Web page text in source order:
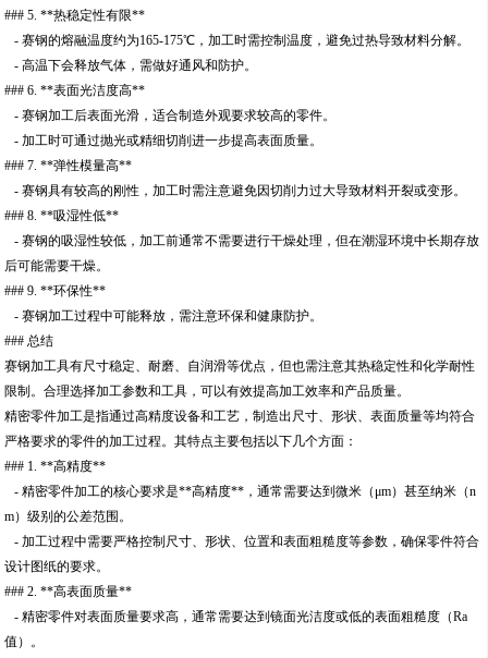
### 5. **热稳定性有限**
- 赛钢的熔融温度约为165-175℃，加工时需控制温度，避免过热导致材料分解。
- 高温下会释放气体，需做好通风和防护。
### 6. **表面光洁度高**
- 赛钢加工后表面光滑，适合制造外观要求较高的零件。
- 加工时可通过抛光或精细切削进一步提高表面质量。
### 7. **弹性模量高**
- 赛钢具有较高的刚性，加工时需注意避免因切削力过大导致材料开裂或变形。
### 8. **吸湿性低**
- 赛钢的吸湿性较低，加工前通常不需要进行干燥处理，但在潮湿环境中长期存放
后可能需要干燥。
### 9. **环保性**
- 赛钢加工过程中可能释放，需注意环保和健康防护。
### 总结
赛钢加工具有尺寸稳定、耐磨、自润滑等优点，但也需注意其热稳定性和化学耐性
限制。合理选择加工参数和工具，可以有效提高加工效率和产品质量。
精密零件加工是指通过高精度设备和工艺，制造出尺寸、形状、表面质量等均符合
严格要求的零件的加工过程。其特点主要包括以下几个方面：
### 1. **高精度**
- 精密零件加工的核心要求是**高精度**，通常需要达到微米（μm）甚至纳米（n
m）级别的公差范围。
- 加工过程中需要严格控制尺寸、形状、位置和表面粗糙度等参数，确保零件符合
设计图纸的要求。
### 2. **高表面质量**
- 精密零件对表面质量要求高，通常需要达到镜面光洁度或低的表面粗糙度（Ra
值）。